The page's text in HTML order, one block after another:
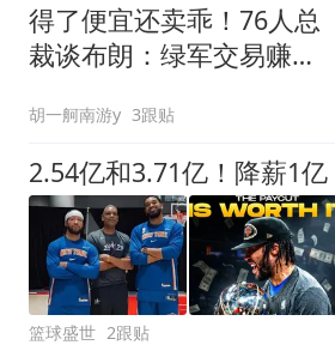
得了便宜还卖乖！76人总
裁谈布朗：绿军交易赚
胡一舸南游y 3跟贴
篮球盛世 2跟贴